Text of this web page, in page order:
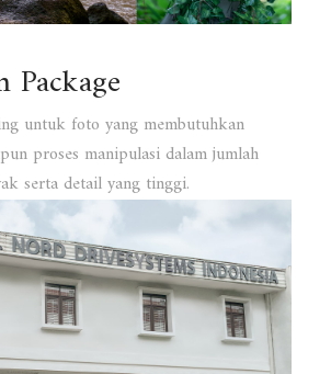
untuk foto yang membutuhkan
proses manipulasi dalam jumlah
serta detail yang tinggi.